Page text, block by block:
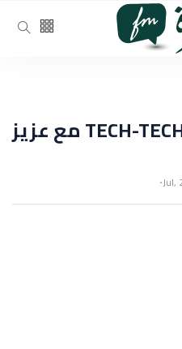
🔹👈 تسجيل فقرة TECH-TECH مع عزيز